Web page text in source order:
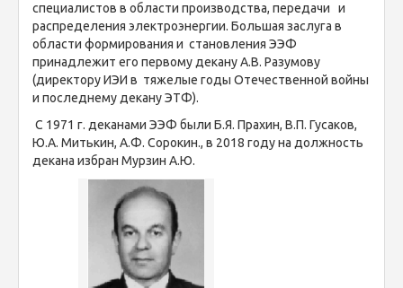
специалистов в области производства, передачи и
распределения электроэнергии. Большая заслуга в
области формирования и становления ЭЭФ
принадлежит его первому декану А.В. Разумову
(директору ИЭИ в тяжелые годы Отечественной войны
и последнему декану ЭТФ).
С 1971 г. деканами ЭЭФ были Б.Я. Прахин, В.П. Гусаков,
Ю.А. Митькин, А.Ф. Сорокин., в 2018 году на должность
декана избран Мурзин А.Ю.